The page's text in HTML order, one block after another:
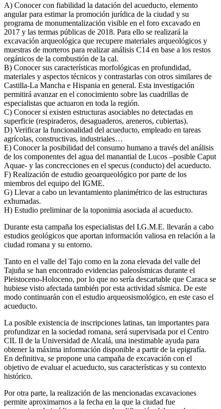
A) Conocer con fiabilidad la datación del acueducto, elemento
angular para estimar la promoción jurídica de la ciudad y su
programa de monumentalización visible en el foro excavado en
2017 y las termas públicas de 2018. Para ello se realizará la
excavación arqueológica que recupere materiales arqueológicos y
muestras de morteros para realizar análisis C14 en base a los restos
orgánicos de la combustión de la cal.
B) Conocer sus características morfológicas en profundidad,
materiales y aspectos técnicos y contrastarlas con otros similares de
Castilla-La Mancha e Hispania en general. Esta investigación
permitirá avanzar en el conocimiento sobre las cuadrillas de
especialistas que actuaron en toda la región.
C) Conocer si existen estructuras asociables no detectadas en
superficie (respiraderos, desaguaderos, areneros, cubiertas).
D) Verificar la funcionalidad del acueducto, empleado en tareas
agrícolas, constructivas, industriales…
E) Conocer la posibilidad del consumo humano a través del análisis
de los componentes del agua del manantial de Lucos –posible Caput
Aquae- y las concrecciones en el specus (conducto) del acueducto.
F) Realización de estudio geoarqueológico por parte de los
miembros del equipo del IGME.
G) Llevar a cabo un levantamiento planimétrico de las estructuras
exhumadas.
H) Estudio preliminar de la toponimia asociada al acueducto.
Durante esta campaña los especialistas del I.G.M.E. llevarán a cabo
estudios geológicos que aportan información valiosa en relación a la
ciudad romana y su entorno.
Tanto en el valle del Tajo como en la zona elevada del valle del
Tajuña se han encontrado evidencias paleosísmicas durante el
Pleistoceno-Holoceno, por lo que no sería descartable que Caraca se
hubiese visto afectada también por esta actividad sísmica. De este
modo continuarán con el estudio arqueosismológico, en este caso el
acueducto.
La posible existencia de inscripciones latinas, tan importantes para
profundizar en la sociedad romana, será supervisada por el Centro
CIL II de la Universidad de Alcalá, una inestimable ayuda para
obtener la máxima información disponible a partir de la epigrafía.
En definitiva, se propone una campaña de excavación con el
objetivo de evaluar el acueducto, sus características y su contexto
histórico.
Por otra parte, la realización de las mencionadas excavaciones
permite aproximarnos a la fecha en la que la ciudad fue